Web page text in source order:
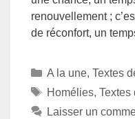
renouvellement ;
de réconfort, un
A la une, Textes
Homélies, Textes
Laisser un